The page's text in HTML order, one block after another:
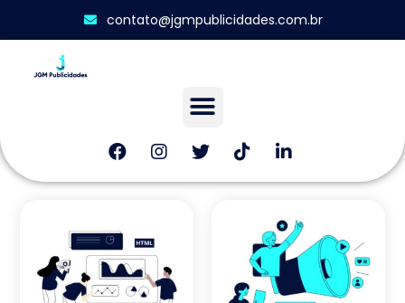
contato@jgmpublicidades.com.br